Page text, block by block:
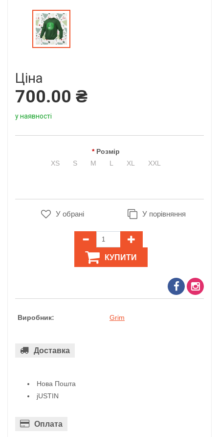
Ціна
700.00 ₴
у наявності
Розмір
XS
S M L XL XXL
У обрані У порівняння
КУПИТИ
Виробник: Grim
Доставка
Нова Пошта
jUSTIN
Оплата